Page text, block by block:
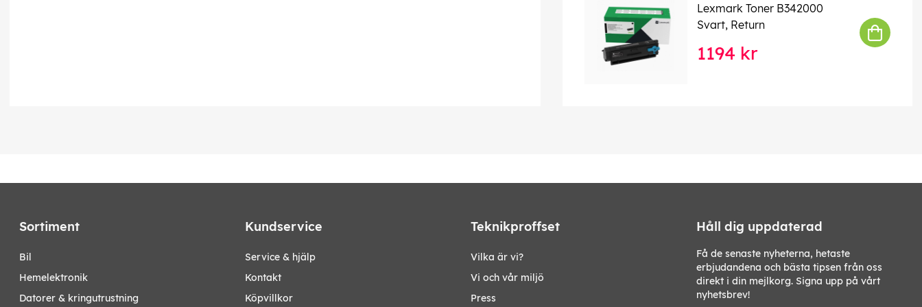
Lexmark Toner B342000
Svart, Return
1194 kr
Sortiment
bil
hemelektronik
datorer & kringutrustning
Kundservice
Service & hjälp
Kontakt
Köpvillkor
Teknikproffset
Vilka är vi?
Vi och vår miljö
Press
Håll dig uppdaterad
Få de senaste nyheterna, hetaste
erbjudandena och bästa tipsen från oss
direkt i din mejlkorg. Signa upp på vårt
nyhetsbrev!